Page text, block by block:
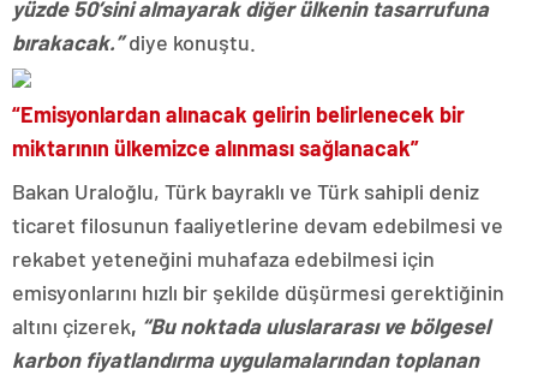
yüzde 50’sini almayarak diğer ülkenin tasarrufuna
bırakacak.”diye konuştu.
“Emisyonlardan alınacak gelirin belirlenecek bir
miktarının ülkemizce alınması sağlanacak”
Bakan Uraloğlu, Türk bayraklı ve Türk sahipli deniz
ticaret filosunun faaliyetlerine devam edebilmesi ve
rekabet yeteneğini muhafaza edebilmesi için
emisyonlarını hızlı bir şekilde düşürmesi gerektiğinin
altını çizerek, “Bu noktada uluslararası ve bölgesel
karbon fiyatlandırma uygulamalarından toplanan